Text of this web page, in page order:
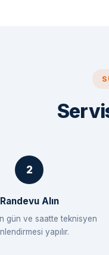
Randevu Alın
gün ve saatte teknisyen
yapılır.